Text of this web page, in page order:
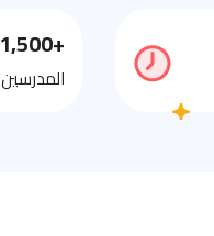
+1,500
المدرسين